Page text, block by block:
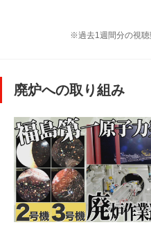
※過去1週間分の視聴
廃炉への取り組み